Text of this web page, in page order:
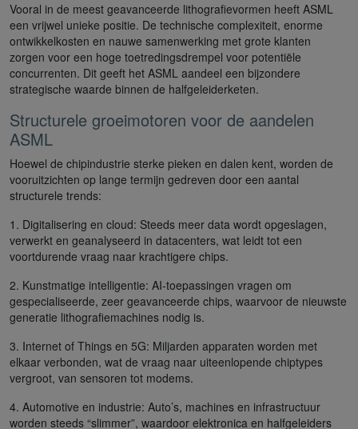
Vooral in de meest geavanceerde lithografievormen heeft ASML
een vrijwel unieke positie. De technische complexiteit, enorme
ontwikkelkosten en nauwe samenwerking met grote klanten
zorgen voor een hoge toetredingsdrempel voor potentiële
concurrenten. Dit geeft het ASML aandeel een bijzondere
strategische waarde binnen de halfgeleiderketen.
Structurele groeimotoren voor de aandelen
ASML
Hoewel de chipindustrie sterke pieken en dalen kent, worden de
vooruitzichten op lange termijn gedreven door een aantal
structurele trends:
1. Digitalisering en cloud: Steeds meer data wordt opgeslagen,
verwerkt en geanalyseerd in datacenters, wat leidt tot een
voortdurende vraag naar krachtigere chips.
2. Kunstmatige intelligentie: AI-toepassingen vragen om
gespecialiseerde, zeer geavanceerde chips, waarvoor de nieuwste
generatie lithografiemachines nodig is.
3. Internet of Things en 5G: Miljarden apparaten worden met
elkaar verbonden, wat de vraag naar uiteenlopende chiptypes
vergroot, van sensoren tot modems.
4. Automotive en industrie: Auto’s, machines en infrastructuur
worden steeds “slimmer”, waardoor elektronica en halfgeleiders